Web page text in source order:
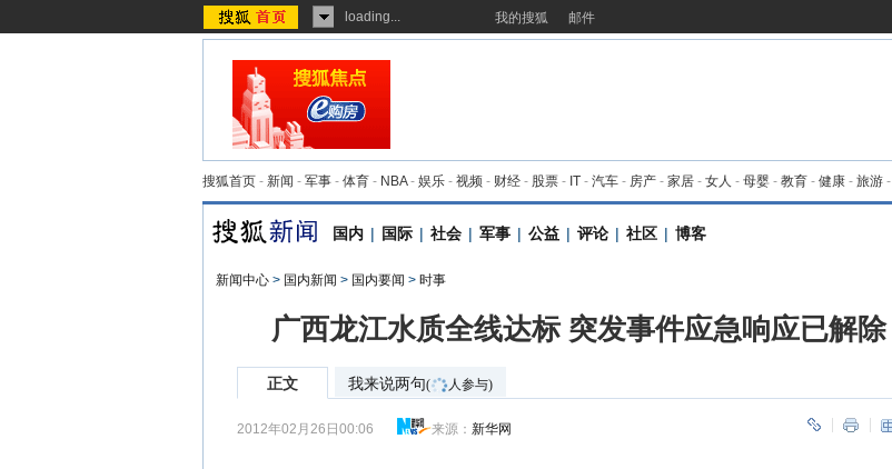
loading... 我的搜狐 邮件
搜狐首页 - 新闻 - 军事 - 体育 - NBA- 娱乐 - 视频 - 财经 - 股票 - IT - 汽车 - 房产 - 家居 - 女人 - 母婴 - 教育 - 健康 - 旅游 -
国内 | 国际 | 社会 | 军事 | 公益 | 评论 | 社区 | 博客
新闻中心 > 国内新闻 > 国内要闻 > 时事
广西龙江水质全线达标 突发事件应急响应已解除
正文 我来说两句( 人参与)
2012年02月26日00:06 来源：新华网